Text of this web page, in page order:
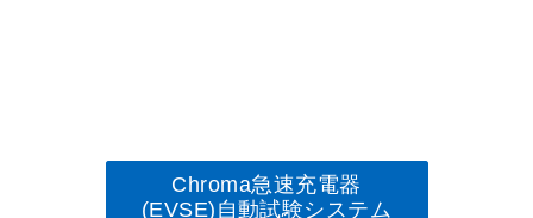
Chroma急速充電器
(EVSE)自動試験システム